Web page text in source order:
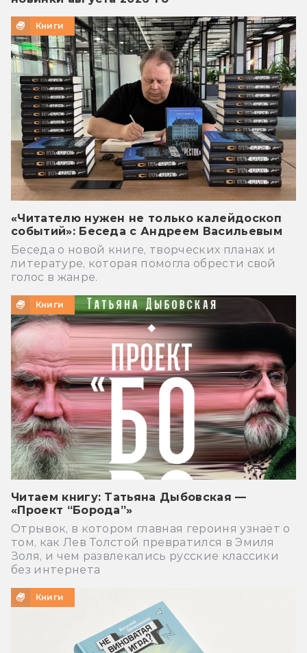
Книги
«Читателю нужен не только калейдоскоп
событий»: Беседа с Андреем Васильевым
Беседа о новой книге, творческих планах и
литературе, которая помогла обрести свой
голос в жанре.
Книги
Читаем книгу: Татьяна Дыбовская —
«Проект “Борода”»
Отрывок, в котором главная героиня узнаёт о
том, как Лев Толстой превратился в Эмиля
Золя, и чем развлекались русские классики
без интернета
Книги